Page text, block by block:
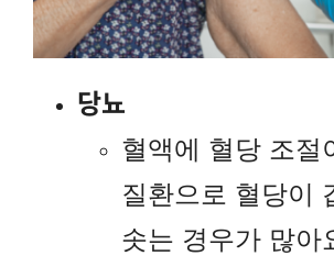
당뇨
혈액에 혈당 조절
질환으로 혈당이
솟는 경우가 많아